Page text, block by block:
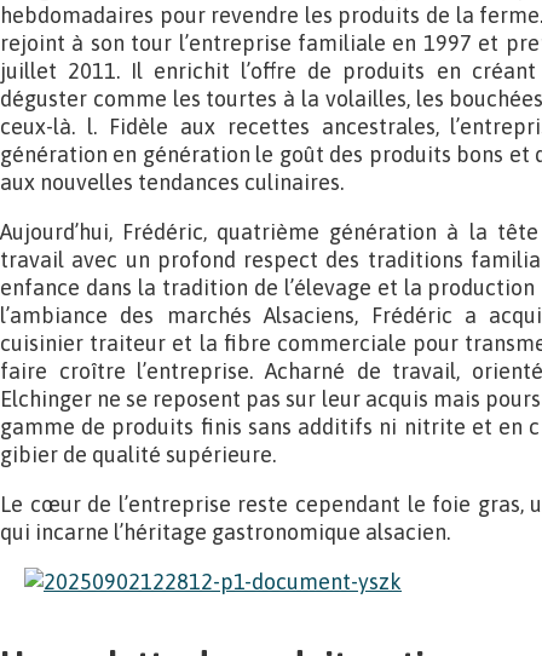
hebdomadaires pour revendre les produits de la
rejoint à son tour l’entreprise familiale en 1997 et
juillet 2011. Il enrichit l’offre de produits en
déguster comme les tourtes à la volailles, les
ceux-là. l. Fidèle aux recettes ancestrales,
génération en génération le goût des produits bons et
aux nouvelles tendances culinaires.
Aujourd’hui, Frédéric, quatrième génération à la
travail avec un profond respect des traditions
enfance dans la tradition de l’élevage et la production
l’ambiance des marchés Alsaciens, Frédéric a
cuisinier traiteur et la fibre commerciale pour
faire croître l’entreprise. Acharné de travail,
Elchinger ne se reposent pas sur leur acquis mais
gamme de produits finis sans additifs ni nitrite et en
gibier de qualité supérieure.
Le cœur de l’entreprise reste cependant le foie gras,
qui incarne l’héritage gastronomique alsacien.